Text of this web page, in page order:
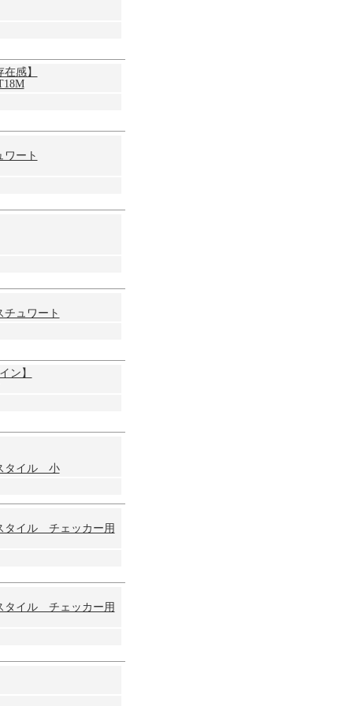
感】
ート
ュワート
ン】
タイル 小
タイル チェッカー用
タイル チェッカー用